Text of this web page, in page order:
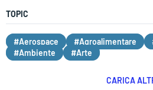
TOPIC
#Aerospace #Agroalimentare
#Ambiente
#Arte
CARICA